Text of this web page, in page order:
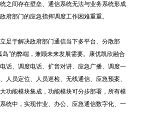
之间存在壁垒、通信系统无法与业务系统形成
府部门的应急指挥调度工作困难重重。
足于解决政府部门通信当下多平台、分散部
岛”的弊端，兼顾未来发展需要。康优凯欣融合
话、调度电话、扩音对讲、应急广播、调度一
人员定位、人员巡检、无线通信、应急预案、
功能模块集成，功能模块可分步部署，所有模
统中，实现作业、办公、应急通信数字化、一